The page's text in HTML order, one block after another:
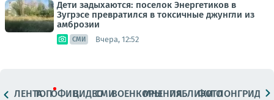
Дети задыхаются: поселок Энергетиков в
Зугрэсе превратился в токсичные джунгли из
амброзии
СМИ Вчера, 12:52
ЛЕНТАТОПОФИЦ.ВИДЕОСМИВОЕНКОРЫМНЕНИЯПАБЛИКИ
ФОТОЛОНГРИДЫ